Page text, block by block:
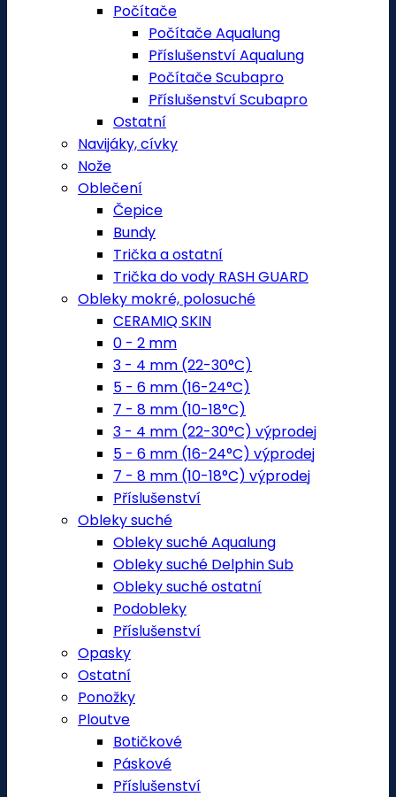
Počítače
Počítače Aqualung
Příslušenství Aqualung
Počítače Scubapro
Příslušenství Scubapro
Ostatní
Navijáky, cívky
Nože
Oblečení
Čepice
Bundy
Trička a ostatní
Trička do vody RASH GUARD
Obleky mokré, polosuché
CERAMIQ SKIN
0 - 2 mm
3 - 4 mm (22-30°C)
5 - 6 mm (16-24°C)
7 - 8 mm (10-18°C)
3 - 4 mm (22-30°C) výprodej
5 - 6 mm (16-24°C) výprodej
7 - 8 mm (10-18°C) výprodej
Příslušenství
Obleky suché
Obleky suché Aqualung
Obleky suché Delphin Sub
Obleky suché ostatní
Podobleky
Příslušenství
Opasky
Ostatní
Ponožky
Ploutve
Botičkové
Páskové
Příslušenství